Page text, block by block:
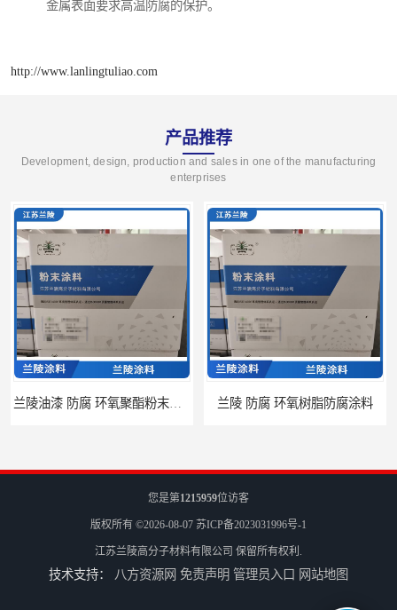
金属表面要求高温防腐的保护。
http://www.lanlingtuliao.com
产品推荐
Development, design, production and sales in one of the manufacturing
enterprises
兰陵油漆 防腐 环氧聚酯粉末涂料 兰陵 防腐 环氧树脂防腐涂料
您是第1215959位访客
版权所有 ©2026-08-07 苏ICP备2023031996号-1
江苏兰陵高分子材料有限公司 保留所有权利.
技术支持： 八方资源网 免责声明 管理员入口 网站地图